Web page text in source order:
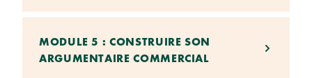
MODULE 5 : CONSTRUIRE SON
ARGUMENTAIRE COMMERCIAL